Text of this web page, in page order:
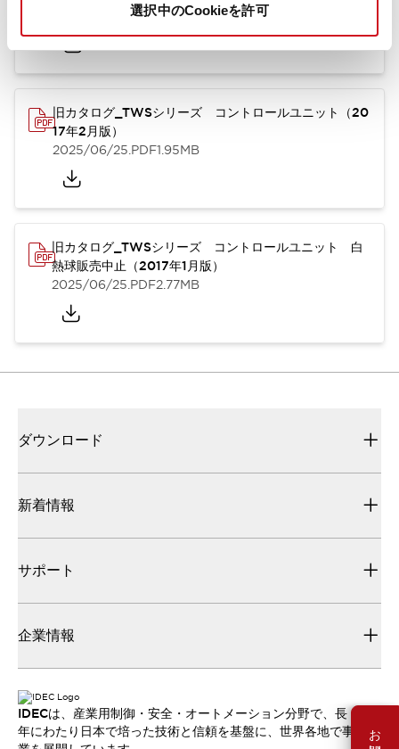
選択中のCookieを許可
.PDF1.30MB
旧カタログ_TWSシリーズ コントロールユニット（20
17年2月版）
2025/06/25.PDF1.95MB
旧カタログ_TWSシリーズ コントロールユニット 白
熱球販売中止（2017年1月版）
2025/06/25.PDF2.77MB
ダウンロード
新着情報
サポート
企業情報
IDECは、産業用制御・安全・オートメーション分野で、長
年にわたり日本で培った技術と信頼を基盤に、世界各地で事